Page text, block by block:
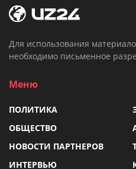
Для использования
необходимо письменное
Меню
ПОЛИТИКА
ОБЩЕСТВО
НОВОСТИ ПАРТНЕРОВ
ИНТЕРВЬЮ